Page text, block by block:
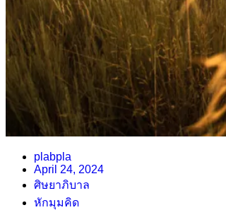
plabpla
April 24, 2024
ศิษยาภิบาล
หักมุมคิด